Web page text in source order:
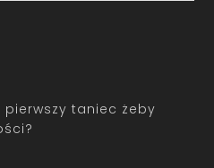
taniec żeby